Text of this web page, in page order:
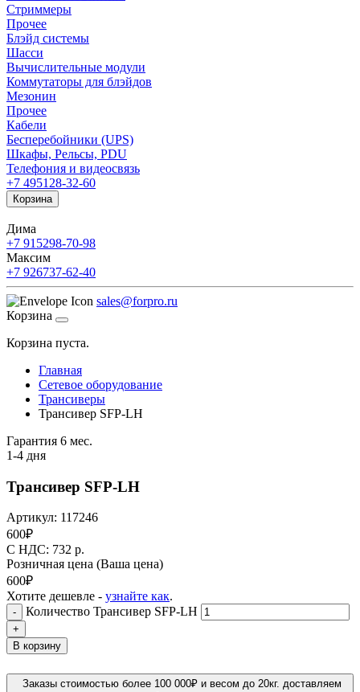
Стриммеры
Прочее
Блэйд системы
Шасси
Вычислительные модули
Коммутаторы для блэйдов
Мезонин
Прочее
Кабели
Бесперебойники (UPS)
Шкафы, Рельсы, PDU
Телефония и видеосвязь
+7 495128-32-60
Корзина
Дима
+7 915298-70-98
Максим
+7 926737-62-40
sales@forpro.ru
Корзина
Корзина пуста.
Главная
Сетевое оборудование
Трансиверы
Трансивер SFP-LH
Гарантия 6 мес.
1-4 дня
Трансивер SFP-LH
Артикул: 117246
600₽
C НДС: 732 р.
Розничная цена (Ваша цена)
600₽
Хотите дешевле - узнайте как.
- Количество Трансивер SFP-LH
+
В корзину
Заказы стоимостью более 100 000₽ и весом до 20кг. доставляем